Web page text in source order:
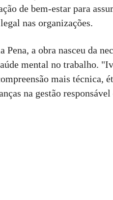
de bem-estar para
nas organizações.
Pena, a obra nasceu da
mental no trabalho.
mais técnica,
na gestão